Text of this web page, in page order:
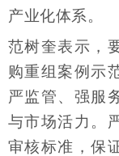
产业化体系。
范树奎表示，
购重组案例示
严监管、强服
与市场活力。
审核标准，保